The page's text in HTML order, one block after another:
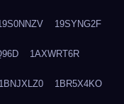
19SYNG2F
1AXWRT6R
1BNJXLZ0 1BR5X4KO